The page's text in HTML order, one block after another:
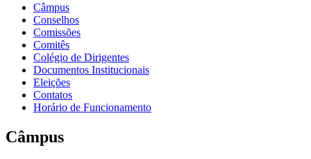
Câmpus
Conselhos
Comissões
Comitês
Colégio de Dirigentes
Documentos Institucionais
Eleições
Contatos
Horário de Funcionamento
Câmpus